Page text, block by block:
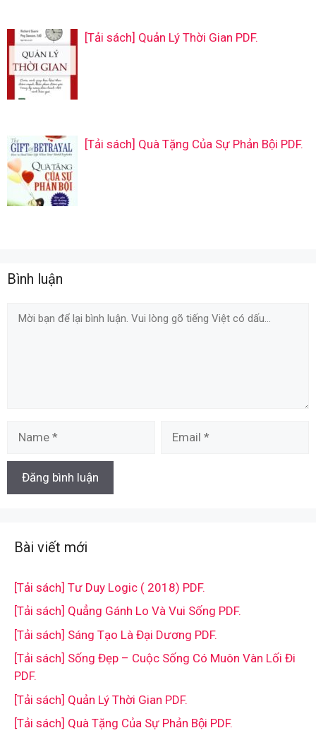
[Tải sách] Quản Lý Thời Gian PDF.
[Tải sách] Quà Tặng Của Sự Phản Bội PDF.
Bình luận
Comment
Bài viết mới
[Tải sách] Tư Duy Logic ( 2018) PDF.
[Tải sách] Quẳng Gánh Lo Và Vui Sống PDF.
[Tải sách] Sáng Tạo Là Đại Dương PDF.
[Tải sách] Sống Đẹp – Cuộc Sống Có Muôn Vàn Lối Đi
PDF.
[Tải sách] Quản Lý Thời Gian PDF.
[Tải sách] Quà Tặng Của Sự Phản Bội PDF.